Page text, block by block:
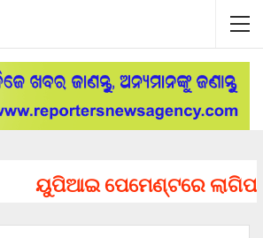
ୟୁପିଆଇ ପେମେଣ୍ଟରେ ଲାଗିପାରେ